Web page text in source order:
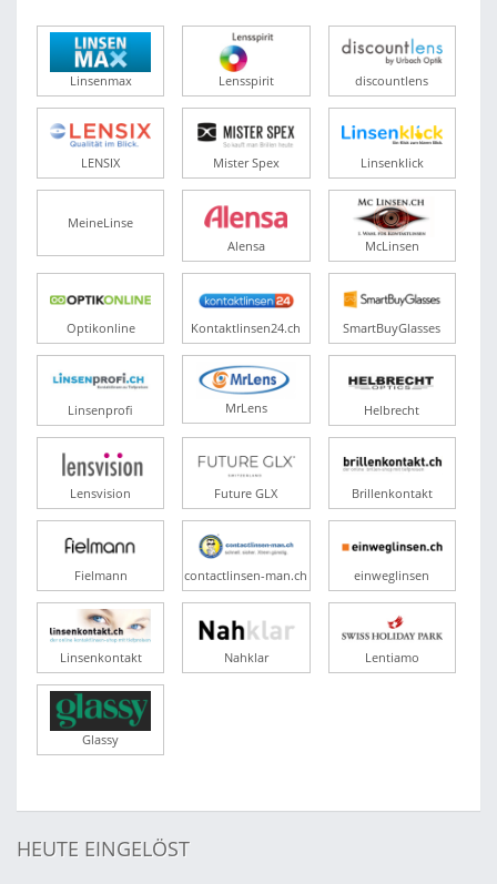
Linsenmax Lensspirit discountlens
LENSIX Mister Spex Linsenklick
MeineLinse
Alensa
McLinsen
Optikonline Kontaktlinsen24.ch SmartBuyGlasses
Linsenprofi MrLens Helbrecht
Lensvision Future GLX Brillenkontakt
Fielmann contactlinsen-man.ch einweglinsen
Linsenkontakt Nahklar Lentiamo
Glassy
HEUTE EINGELÖST